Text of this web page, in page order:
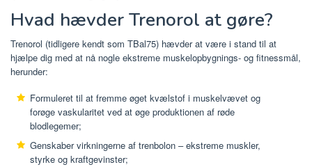
Hvad hævder Trenorol at gøre?
Trenorol (tidligere kendt som TBal75) hævder at være i stand til at
hjælpe dig med at nå nogle ekstreme muskelopbygnings- og fitnessmål,
herunder:
Formuleret til at fremme øget kvælstof i muskelvævet og
forøge vaskularitet ved at øge produktionen af ​​røde
blodlegemer;
Genskaber virkningerne af trenbolon – ekstreme muskler,
styrke og kraftgevinster;